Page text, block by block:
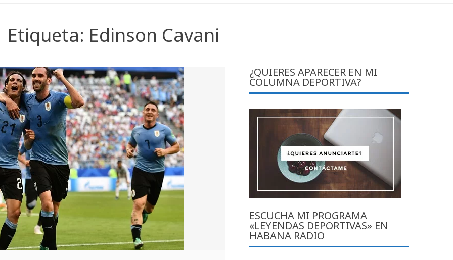
Etiqueta: Edinson Cavani
¿QUIERES APARECER EN MI
COLUMNA DEPORTIVA?
ESCUCHA MI PROGRAMA
«LEYENDAS DEPORTIVAS» EN
HABANA RADIO